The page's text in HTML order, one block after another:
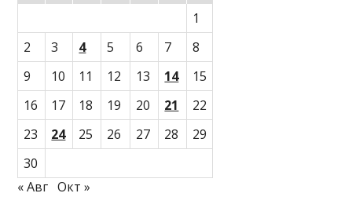
1
2
3 4 5 6 7
8
9
10 11 12 13 14
15
16
17 18 19 20 21
22
23
24 25 26 27 28
29
30
« Авг Окт »